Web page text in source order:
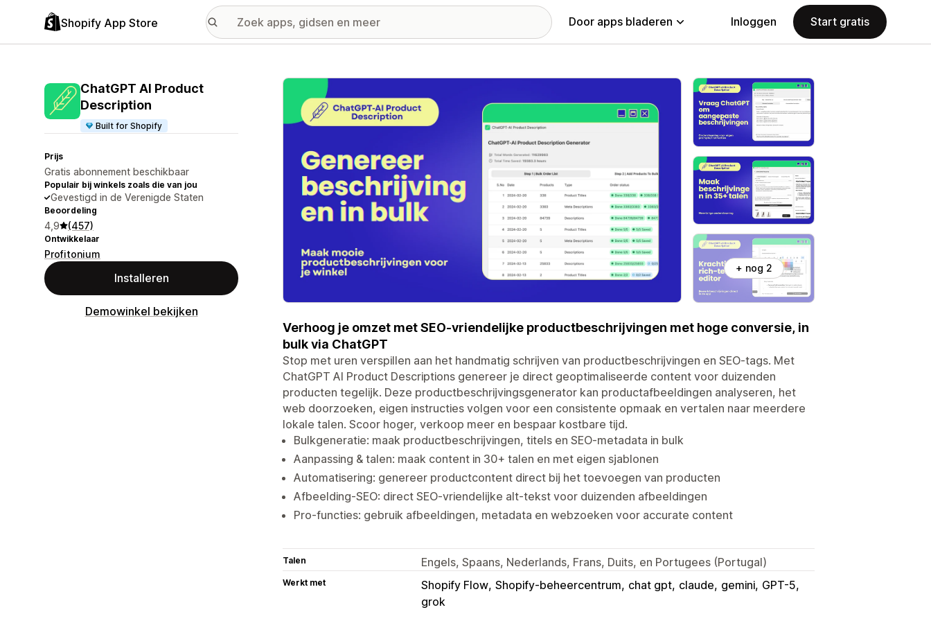
Shopify App Store Door apps bladeren Inloggen Start gratis
ChatGPT AI Product
Description
Built for Shopify
Prijs
Gratis abonnement beschikbaar
Populair bij winkels zoals die van jou
Gevestigd in de Verenigde Staten
Beoordeling
4,9 (457)
Ontwikkelaar
Profitonium
Installeren
Demowinkel bekijken
Galerij met uitgelichte afbeeldingen
+ nog 2
Verhoog je omzet met SEO-vriendelijke productbeschrijvingen met hoge conversie, in
bulk via ChatGPT
Stop met uren verspillen aan het handmatig schrijven van productbeschrijvingen en SEO-tags. Met
ChatGPT AI Product Descriptions genereer je direct geoptimaliseerde content voor duizenden
producten tegelijk. Deze productbeschrijvingsgenerator kan productafbeeldingen analyseren, het
web doorzoeken, eigen instructies volgen voor een consistente opmaak en vertalen naar meerdere
lokale talen. Scoor hoger, verkoop meer en bespaar kostbare tijd.
Bulkgeneratie: maak productbeschrijvingen, titels en SEO-metadata in bulk
Aanpassing & talen: maak content in 30+ talen en met eigen sjablonen
Automatisering: genereer productcontent direct bij het toevoegen van producten
Afbeelding-SEO: direct SEO-vriendelijke alt-tekst voor duizenden afbeeldingen
Pro-functies: gebruik afbeeldingen, metadata en webzoeken voor accurate content
Talen Engels, Spaans, Nederlands, Frans, Duits, en Portugees (Portugal)
Werkt met Shopify Flow Shopify-beheercentrum chat gpt claude gemini GPT-5
grok